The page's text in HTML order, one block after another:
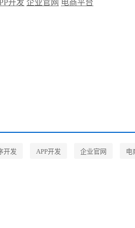
开发 企业官网 电商平台
开发 APP开发 企业官网 电